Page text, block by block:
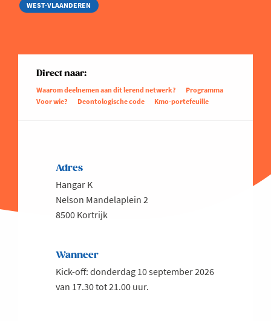
WEST-VLAANDEREN
Direct naar:
Waarom deelnemen aan dit lerend netwerk?
Programma
Voor wie?
Deontologische code Kmo-portefeuille
Adres
Hangar K
Nelson Mandelaplein 2
8500 Kortrijk
Wanneer
Kick-off: donderdag 10 september 2026
van 17.30 tot 21.00 uur.